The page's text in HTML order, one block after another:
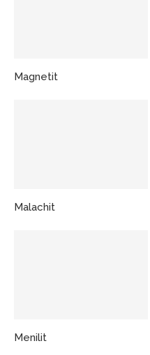
Magnetit
Malachit
Menilit